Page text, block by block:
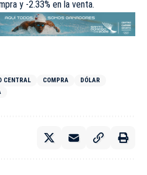
y -2.33% en la venta.
CENTRAL COMPRA
DÓLAR